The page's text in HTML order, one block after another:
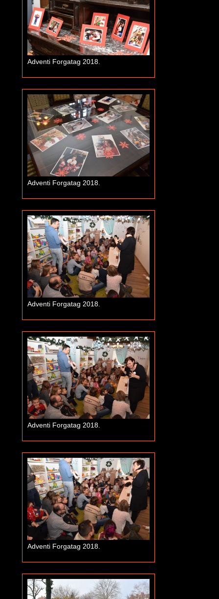
Adventi Forgatag 2018.
Adventi Forgatag 2018.
Adventi Forgatag 2018.
Adventi Forgatag 2018.
Adventi Forgatag 2018.